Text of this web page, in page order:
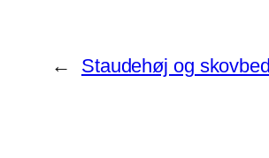
← Staudehøj og skovbed